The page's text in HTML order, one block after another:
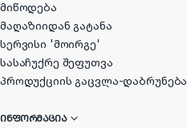
მიწოდება
მაღაზიიდან გატანა
სერვისი 'მოირგე'
სასაჩუქრე შეფუთვა
პროდუქციის გაცვლა-დაბრუნება
ᲘᲜᲤᲝᲠᲛᲐᲪᲘᲐ